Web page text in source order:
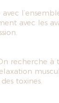
avec les
recherche à
toxines.